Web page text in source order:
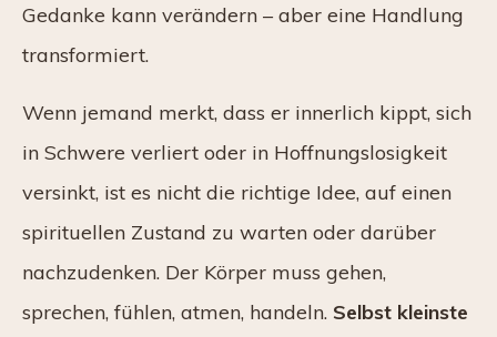
Gedanke kann verändern – aber eine Handlung
transformiert.
Wenn jemand merkt, dass er innerlich kippt, sich
in Schwere verliert oder in Hoffnungslosigkeit
versinkt, ist es nicht die richtige Idee, auf einen
spirituellen Zustand zu warten oder darüber
nachzudenken. Der Körper muss gehen,
sprechen, fühlen, atmen, handeln. Selbst kleinste